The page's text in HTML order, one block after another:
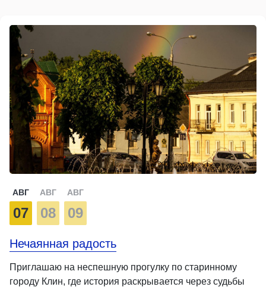
АВГ
07
АВГ
08
АВГ
09
Нечаянная радость
Приглашаю на неспешную прогулку по старинному
городу Клин, где история раскрывается через судьбы